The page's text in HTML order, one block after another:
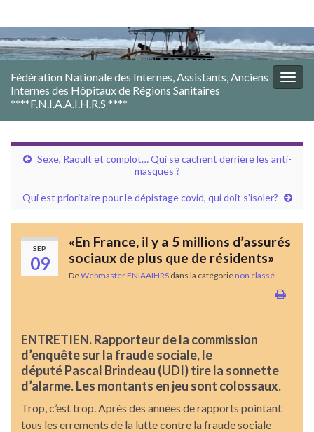
Fédération Nationale des Internes, Assistants, Anciens
Internes des Hôpitaux de Régions Sanitaires
****F.N.I.A.A.I.H.R.S ****
Sexe, Raoult et complot… Qui se cachent derrière les anti-
masques ?
Qui est prioritaire pour le dépistage covid, qui doit s’isoler?
SEP
09
«En France, il y a 5 millions d’assurés
sociaux de plus que de résidents»
DeWebmaster FNIAAIHRS dans la catégorie non classé
ENTRETIEN. Rapporteur de la commission
d’enquête sur la fraude sociale, le
député Pascal Brindeau (UDI) tire la sonnette
d’alarme. Les montants en jeu sont colossaux.
Trop, c’est trop. Après des années de rapports pointant
tous les errements de la lutte contre la fraude sociale